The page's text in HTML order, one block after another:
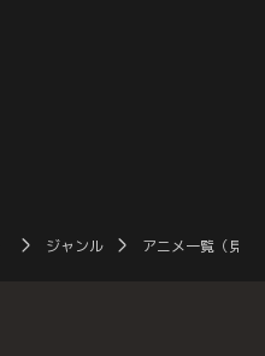
ジャンル アニメ一覧（見放